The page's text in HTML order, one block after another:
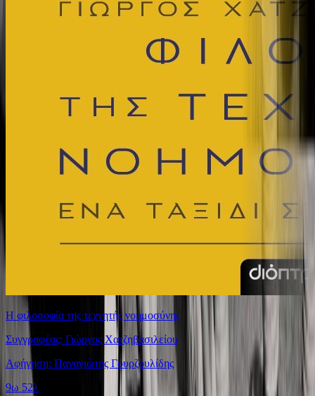
Η φιλοσοφία της τεχνητής νοημοσύνης
Συγγραφέας: Γιώργος Χατζηβασιλείου
Αφήγηση: Παναγιώτης Γουρζουλίδης
9ω 52λ